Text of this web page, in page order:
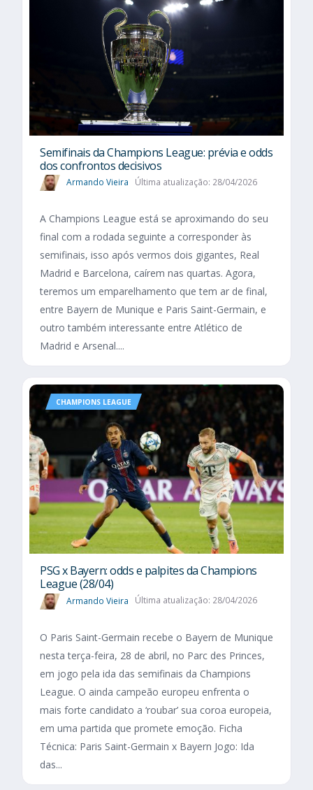
Semifinais da Champions League: prévia e odds
dos confrontos decisivos
Armando Vieira Última atualização: 28/04/2026
A Champions League está se aproximando do seu
final com a rodada seguinte a corresponder às
semifinais, isso após vermos dois gigantes, Real
Madrid e Barcelona, caírem nas quartas. Agora,
teremos um emparelhamento que tem ar de final,
entre Bayern de Munique e Paris Saint-Germain, e
outro também interessante entre Atlético de
Madrid e Arsenal....
CHAMPIONS LEAGUE
PSG x Bayern: odds e palpites da Champions
League (28/04)
Armando Vieira Última atualização: 28/04/2026
O Paris Saint-Germain recebe o Bayern de Munique
nesta terça-feira, 28 de abril, no Parc des Princes,
em jogo pela ida das semifinais da Champions
League. O ainda campeão europeu enfrenta o
mais forte candidato a ‘roubar’ sua coroa europeia,
em uma partida que promete emoção. Ficha
Técnica: Paris Saint-Germain x Bayern Jogo: Ida
das...